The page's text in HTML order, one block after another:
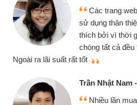
vay tiền online
hiểu.Tôi rất
ngân nhanh
hiện Online.
không mang
thiệu cho bạn bè